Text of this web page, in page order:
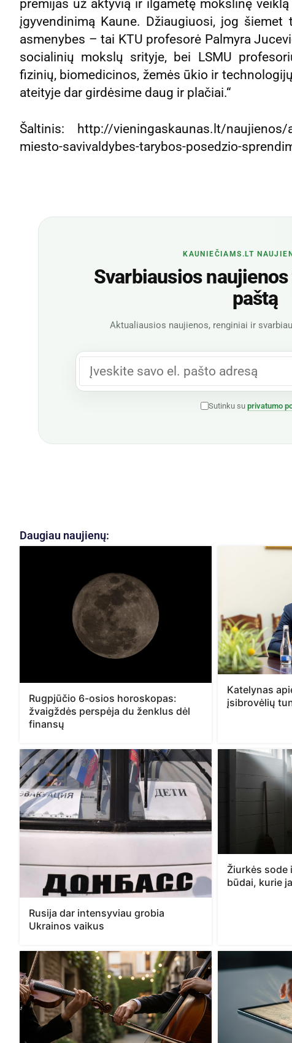
premijas už aktyvią ir ilgametę mokslinę
įgyvendinimą Kaune. Džiaugiuosi, jog
asmenybes – tai KTU profesorė Palmyra
socialinių mokslų srityje, bei LSMU
fizinių, biomedicinos, žemės ūkio ir
ateityje dar girdėsime daug ir plačiai.“
Šaltinis: http://vieningaskaunas.lt/naujienos/
miesto-savivaldybes-tarybos-posedzio-
KAUNIEČIAMS.LT
Svarbiausios
paštą
Aktualiausios naujienos, renginiai ir
Sutinku su privatumo
Daugiau naujienų:
Rugpjūčio 6-osios horoskopas:
žvaigždės perspėja du ženklus dėl
finansų
Katelynas
įsibrovėlių
Rusija dar intensyviau grobia
Ukrainos vaikus
Žiurkės sode
būdai, kurie